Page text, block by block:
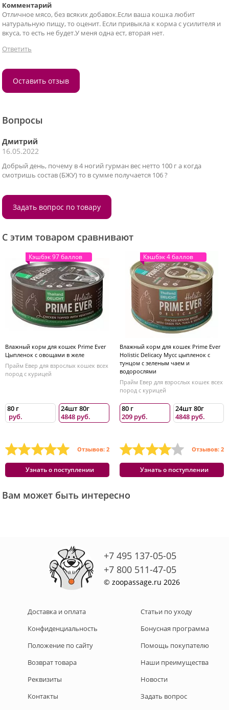
Комментарий
Отличное мясо, без всяких добавок.Если ваша кошка любит
натуральную пищу, то оценит. Если привыкла к корма с усилителя и
вкуса, то есть не будет.У меня одна ест, вторая нет.
Ответить
Оставить отзыв
Вопросы
Дмитрий
16.05.2022
Добрый день, почему в 4 ногий гурман вес нетто 100 г а когда
смотришь состав (БЖУ) то в сумме получается 106 ?
Задать вопрос по товару
С этим товаром сравнивают
Кэшбэк 97 баллов
Влажный корм для кошек Prime Ever
Цыпленок с овощами в желе
Прайм Евер для взрослых кошек всех
пород с курицей
80 г
руб.
24шт 80г
4848 руб.
Отзывов: 2
Узнать о поступлении
Кэшбэк 4 баллов
Влажный корм для кошек Prime Ever
Holistic Delicacy Мусс цыпленок с
тунцом с зеленым чаем и
водорослями
Прайм Евер для взрослых кошек всех
пород с курицей
80 г
209 руб.
24шт 80г
4848 руб.
Отзывов: 2
Узнать о поступлении
Вам может быть интересно
+7 495 137-05-05
+7 800 511-47-05
© zoopassage.ru 2026
Доставка и оплата
Конфиденциальность
Положение по сайту
Возврат товара
Реквизиты
Контакты
Статьи по уходу
Бонусная программа
Помощь покупателю
Наши преимущества
Новости
Задать вопрос